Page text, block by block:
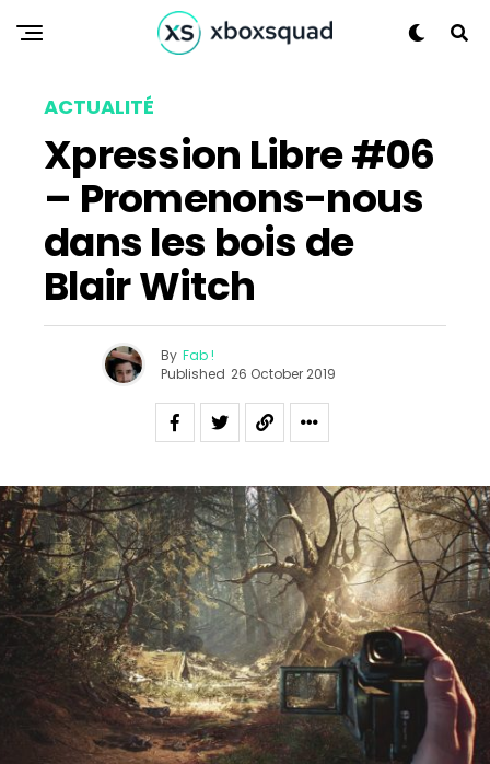
ACTUALITÉ
Xpression Libre #06
– Promenons-nous
dans les bois de
Blair Witch
By Fab !
Published 26 October 2019